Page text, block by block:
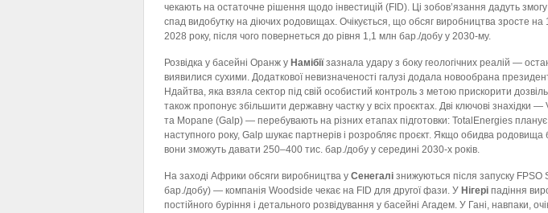
чекають на остаточне рішення щодо інвестицій (FID). Ці зобов’язання дадуть
спад видобутку на діючих родовищах. Очікується, що обсяг виробництва зросте на
2028 року, після чого повернеться до рівня 1,1 млн бар./добу у 2030-му.
Розвідка у басейні Оранж у Намібіїзазнала удару з боку геологічних реалій —
виявилися сухими. Додаткової невизначеності галузі додала новообрана
Ндайтва, яка взяла сектор під свій особистий контроль з метою прискорити
також пропонує збільшити державну частку у всіх проєктах. Дві ключові знахідки
та Mopane (Galp) — перебувають на різних етапах підготовки: TotalEnergies
наступного року, Galp шукає партнерів і розробляє проєкт. Якщо обидва родовища
вони зможуть давати 250–400 тис. бар./добу у середині 2030-х років.
На заході Африки обсяги виробництва у Сенегалізнижуються після запуску FPSO
бар./добу) — компанія Woodside чекає на FID для другої фази. У Нігеріпадіння
постійного буріння і детального розвідування у басейні Агадем. У Гані, навпаки,